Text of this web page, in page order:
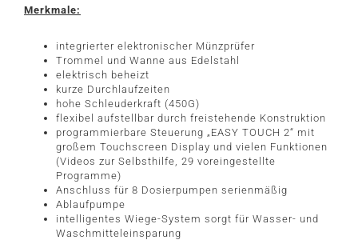
Merkmale:
integrierter elektronischer Münzprüfer
Trommel und Wanne aus Edelstahl
elektrisch beheizt
kurze Durchlaufzeiten
hohe Schleuderkraft (450G)
flexibel aufstellbar durch freistehende Konstruktion
programmierbare Steuerung „EASY TOUCH 2“ mit
großem Touchscreen Display und vielen Funktionen
(Videos zur Selbsthilfe, 29 voreingestellte
Programme)
Anschluss für 8 Dosierpumpen serienmäßig
Ablaufpumpe
intelligentes Wiege-System sorgt für Wasser- und
Waschmitteleinsparung